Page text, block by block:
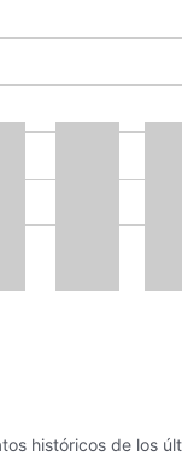
históricos de los